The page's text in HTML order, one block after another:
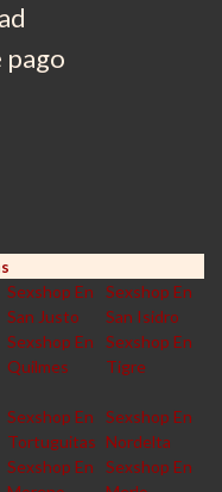
pago
Sexshop En
San Justo
Sexshop En
San Isidro
Sexshop En
Quilmes
Sexshop En
Tigre
Sexshop En
Tortuguitas
Sexshop En
Nordelta
Sexshop En
Sexshop En